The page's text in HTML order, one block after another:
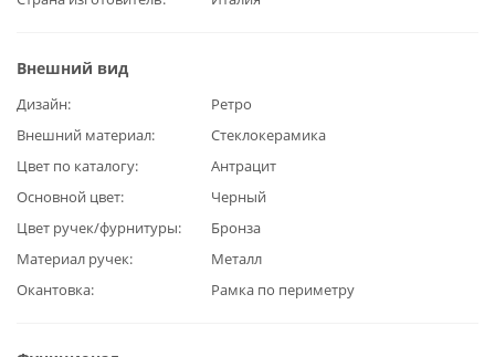
Внешний вид
Дизайн
Ретро
Внешний материал
Стеклокерамика
Цвет по каталогу
Антрацит
Основной цвет
Черный
Цвет ручек/фурнитуры
Бронза
Материал ручек
Металл
Окантовка
Рамка по периметру